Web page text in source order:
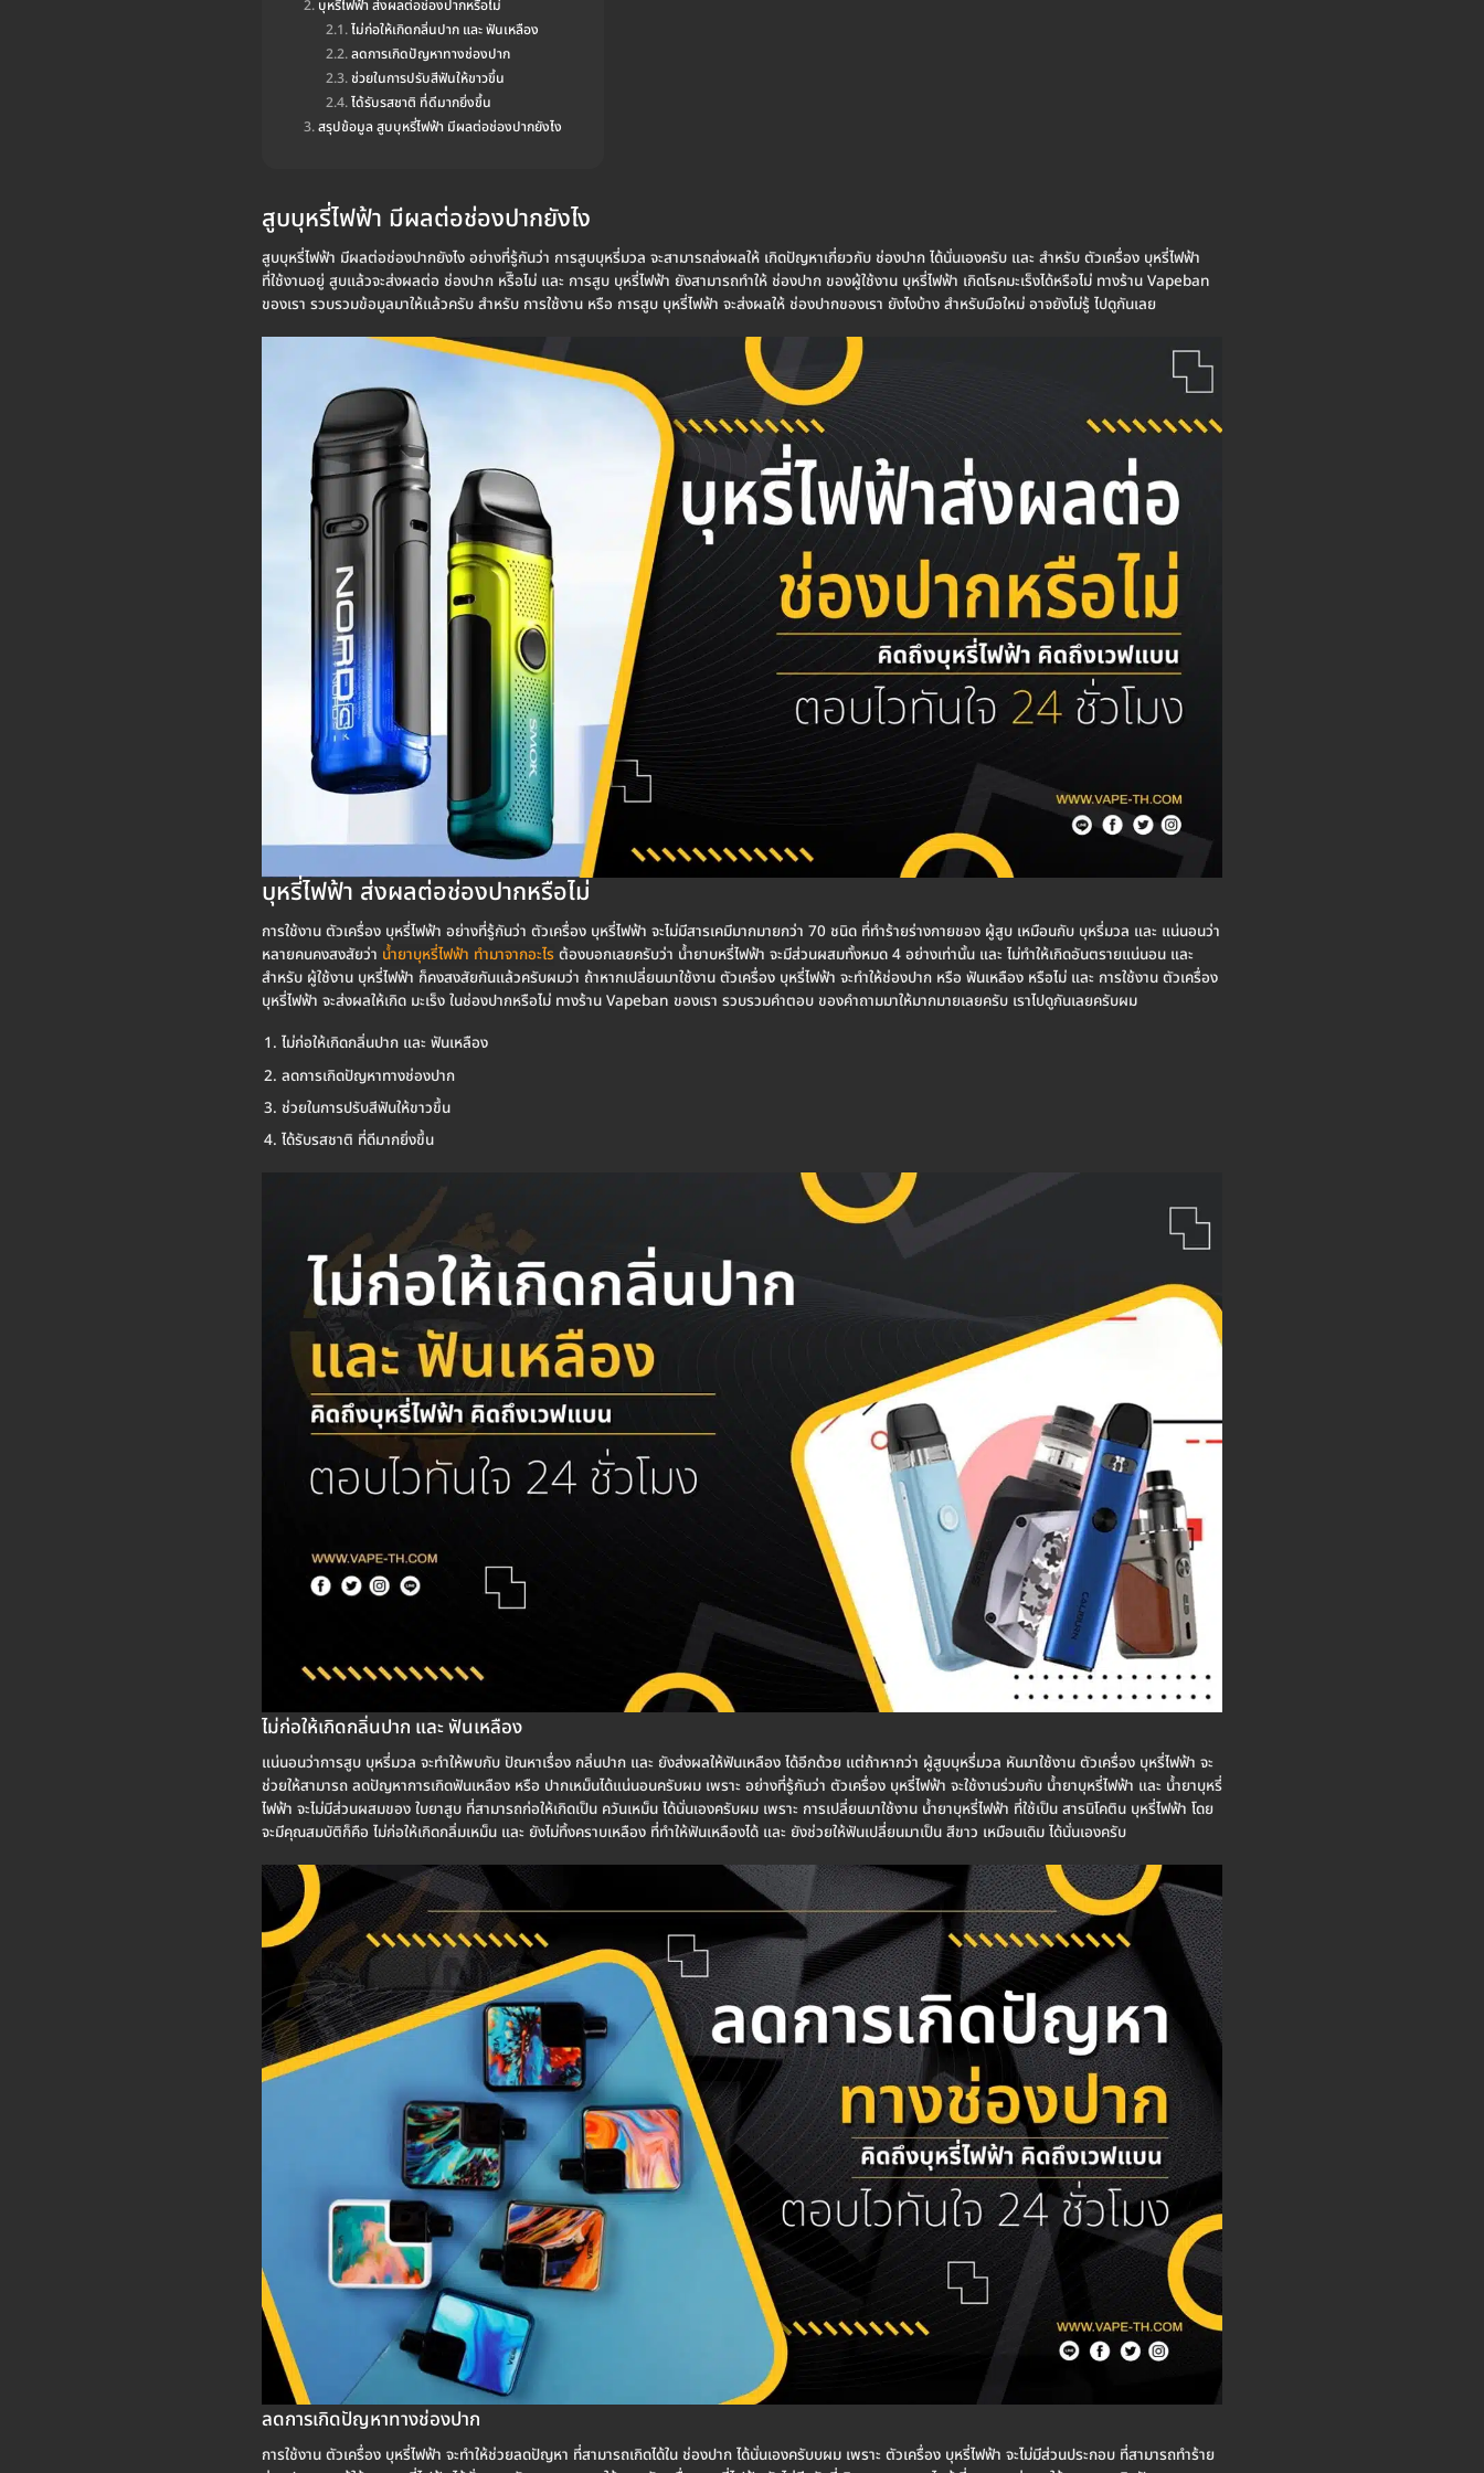
บุหรี่ไฟฟ้า ส่งผลต่อช่องปากหรือไม่
ไม่ก่อให้เกิดกลิ่นปาก และ ฟันเหลือง
ลดการเกิดปัญหาทางช่องปาก
ช่วยในการปรับสีฟันให้ขาวขึ้น
ได้รับรสชาติ ที่ดีมากยิ่งขึ้น
สรุปข้อมูล สูบบุหรี่ไฟฟ้า มีผลต่อช่องปากยังไง
สูบบุหรี่ไฟฟ้า มีผลต่อช่องปากยังไง
สูบบุหรี่ไฟฟ้า มีผลต่อช่องปากยังไง อย่างที่รู้กันว่า การสูบบุหรี่มวล จะสามารถส่งผลให้ เกิดปัญหาเกี่ยวกับ ช่องปาก ได้นั่นเองครับ และ สำหรับ ตัวเครื่อง บุหรี่ไฟฟ้า
ที่ใช้งานอยู่ สูบแล้วจะส่งผลต่อ ช่องปาก หรืิอไม่ และ การสูบ บุหรี่ไฟฟ้า ยังสามารถทำให้ ช่องปาก ของผู้ใช้งาน บุหรี่ไฟฟ้า เกิดโรคมะเร็งได้หรือไม่ ทางร้าน Vapeban
ของเรา รวบรวมข้อมูลมาให้แล้วครับ สำหรับ การใช้งาน หรือ การสูบ บุหรี่ไฟฟ้า จะส่งผลให้ ช่องปากของเรา ยังไงบ้าง สำหรับมือใหม่ อาจยังไม่รู้ ไปดูกันเลย
บุหรี่ไฟฟ้า ส่งผลต่อช่องปากหรือไม่
การใช้งาน ตัวเครื่อง บุหรี่ไฟฟ้า อย่างที่รู้กันว่า ตัวเครื่อง บุหรี่ไฟฟ้า จะไม่มีสารเคมีมากมายกว่า 70 ชนิด ที่ทำร้ายร่างกายของ ผู้สูบ เหมือนกับ บุหรี่มวล และ แน่นอนว่า
หลายคนคงสงสัยว่า น้ำยาบุหรี่ไฟฟ้า ทำมาจากอะไร ต้องบอกเลยครับว่า น้ำยาบหรี่ไฟฟ้า จะมีส่วนผสมทั้งหมด 4 อย่างเท่านั้น และ ไม่ทำให้เกิดอันตรายแน่นอน และ
สำหรับ ผู้ใช้งาน บุหรี่ไฟฟ้า ก็คงสงสัยกันแล้วครับผมว่า ถ้าหากเปลี่ยนมาใช้งาน ตัวเครื่อง บุหรี่ไฟฟ้า จะทำให้ช่องปาก หรือ ฟันเหลือง หรือไม่ และ การใช้งาน ตัวเครื่อง
บุหรี่ไฟฟ้า จะส่งผลให้เกิด มะเร็ง ในช่องปากหรือไม่ ทางร้าน Vapeban ของเรา รวบรวมคำตอบ ของคำถามมาให้มากมายเลยครับ เราไปดูกันเลยครับผม
ไม่ก่อให้เกิดกลิ่นปาก และ ฟันเหลือง
ลดการเกิดปัญหาทางช่องปาก
ช่วยในการปรับสีฟันให้ขาวขึ้น
ได้รับรสชาติ ที่ดีมากยิ่งขึ้น
ไม่ก่อให้เกิดกลิ่นปาก และ ฟันเหลือง
แน่นอนว่าการสูบ บุหรี่มวล จะทำให้พบกับ ปัณหาเรื่อง กลิ่นปาก และ ยังส่งผลให้ฟันเหลือง ได้อีกด้วย แต่ถ้าหากว่า ผู้สูบบุหรี่มวล หันมาใช้งาน ตัวเครื่อง บุหรี่ไฟฟ้า จะ
ช่วยให้สามารถ ลดปัญหาการเกิดฟันเหลือง หรือ ปากเหม็นได้แน่นอนครับผม เพราะ อย่างที่รู้กันว่า ตัวเครื่อง บุหรี่ไฟฟ้า จะใช้งานร่วมกับ น้ำยาบุหรี่ไฟฟ้า และ น้ำยาบุหรี่
ไฟฟ้า จะไม่มีส่วนผสมของ ใบยาสูบ ที่สามารถก่อให้เกิดเป็น ควันเหม็น ได้นั่นเองครับผม เพราะ การเปลี่ยนมาใช้งาน น้ำยาบุหรี่ไฟฟ้า ที่ใช้เป็น สารนิโคติน บุหรี่ไฟฟ้า โดย
จะมีคุณสมบัติก็คือ ไม่ก่อให้เกิดกลิ่มเหม็น และ ยังไม่ทิ้งคราบเหลือง ที่ทำให้ฟันเหลืองได้ และ ยังช่วยให้ฟันเปลี่ยนมาเป็น สีขาว เหมือนเดิม ได้นั่นเองครับ
ลดการเกิดปัญหาทางช่องปาก
การใช้งาน ตัวเครื่อง บุหรี่ไฟฟ้า จะทำให้ช่วยลดปัญหา ที่สามารถเกิดได้ใน ช่องปาก ได้นั่นเองครับบผม เพราะ ตัวเครื่อง บุหรี่ไฟฟ้า จะไม่มีส่วนประกอบ ที่สามารถทำร้าย